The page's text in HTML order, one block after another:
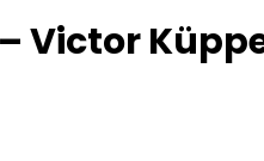
Victor